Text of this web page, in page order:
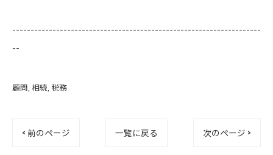
--------------------------------------------------------------------
--
顧問 相続 税務
< 前のページ 一覧に戻る 次のページ >